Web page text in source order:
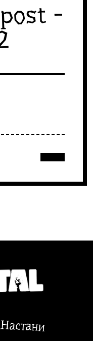
-
Настани